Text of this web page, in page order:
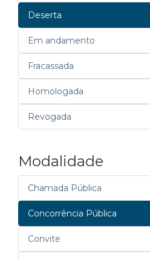
Deserta
Em andamento
Fracassada
Homologada
Revogada
Modalidade
Chamada Pública
Concorrência Pública
Convite